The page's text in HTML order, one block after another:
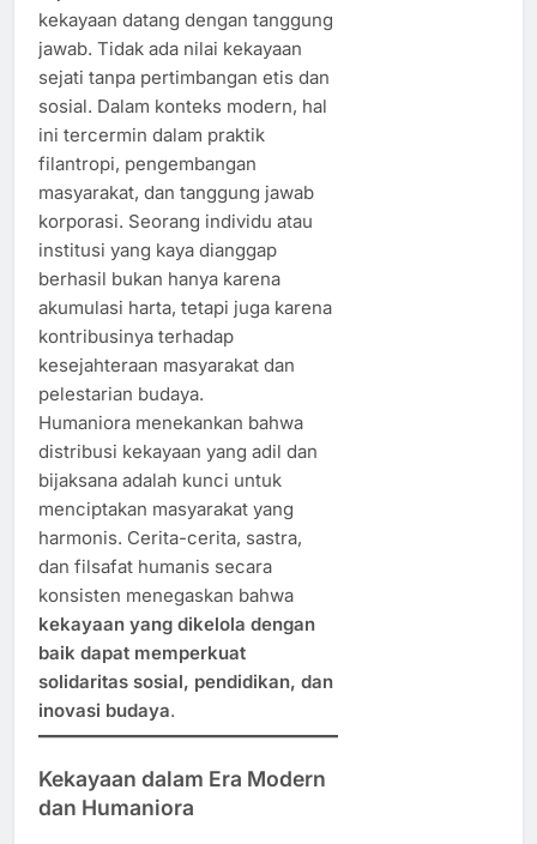
kekayaan datang dengan tanggung
jawab. Tidak ada nilai kekayaan
sejati tanpa pertimbangan etis dan
sosial. Dalam konteks modern, hal
ini tercermin dalam praktik
filantropi, pengembangan
masyarakat, dan tanggung jawab
korporasi. Seorang individu atau
institusi yang kaya dianggap
berhasil bukan hanya karena
akumulasi harta, tetapi juga karena
kontribusinya terhadap
kesejahteraan masyarakat dan
pelestarian budaya.
Humaniora menekankan bahwa
distribusi kekayaan yang adil dan
bijaksana adalah kunci untuk
menciptakan masyarakat yang
harmonis. Cerita-cerita, sastra,
dan filsafat humanis secara
konsisten menegaskan bahwa
kekayaan yang dikelola dengan
baik dapat memperkuat
solidaritas sosial, pendidikan, dan
inovasi budaya.
Kekayaan dalam Era Modern
dan Humaniora